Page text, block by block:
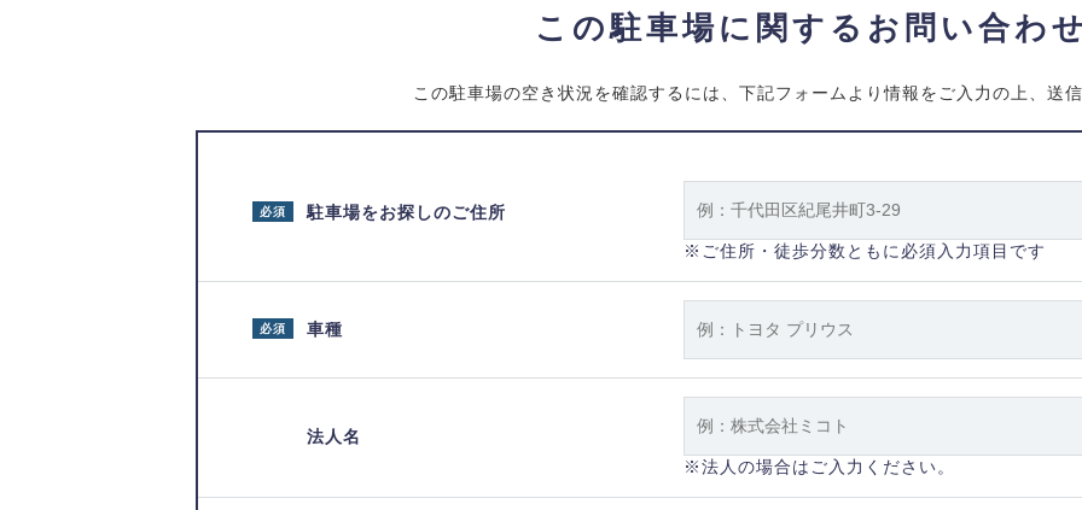
この駐車場に関するお問い合わせ
この駐車場の空き状況を確認するには、下記フォームより情報をご入力の上、送信
駐車場をお探しのご住所
必須
※ご住所・徒歩分数ともに必須入力項目です
車種
必須
法人名
※法人の場合はご入力ください。